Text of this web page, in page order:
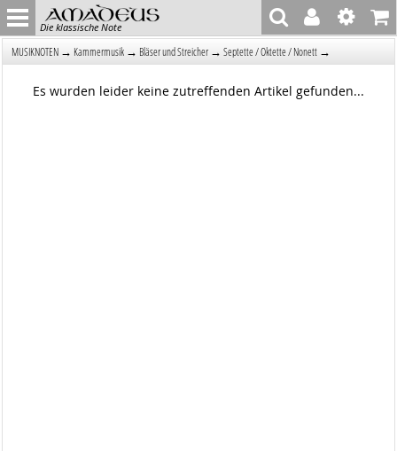
Die klassische Note
MUSIKNOTEN → Kammermusik → Bläser und Streicher → Septette / Oktette / Nonett →
Es wurden leider keine zutreffenden Artikel gefunden...